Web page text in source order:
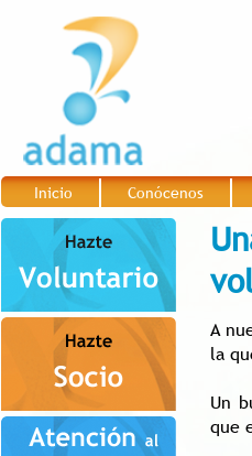
Inicio Conócenos
A
la
Un
que